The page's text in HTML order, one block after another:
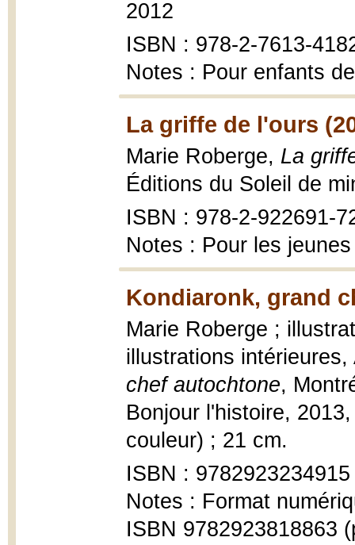
2012
ISBN : 978-2-7613-
Notes : Pour enfants
La griffe de l'ours
Marie Roberge, La
Éditions du Soleil de
ISBN : 978-2-922691-
Notes : Pour les
Kondiaronk, grand
Marie Roberge ;
illustrations
chef autochtone,
Bonjour l'histoire,
couleur) ; 21 cm.
ISBN : 9782923234915
Notes : Format
ISBN 9782923818863